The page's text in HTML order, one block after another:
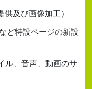
及び画像加工）
ど特設ページの新設
ル、音声、動画のサ